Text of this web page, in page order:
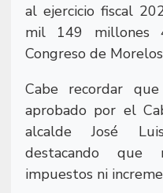
al ejercicio fiscal
mil 149 millones
Congreso de
Cabe recordar
aprobado por el
alcalde José
destacando que
impuestos ni